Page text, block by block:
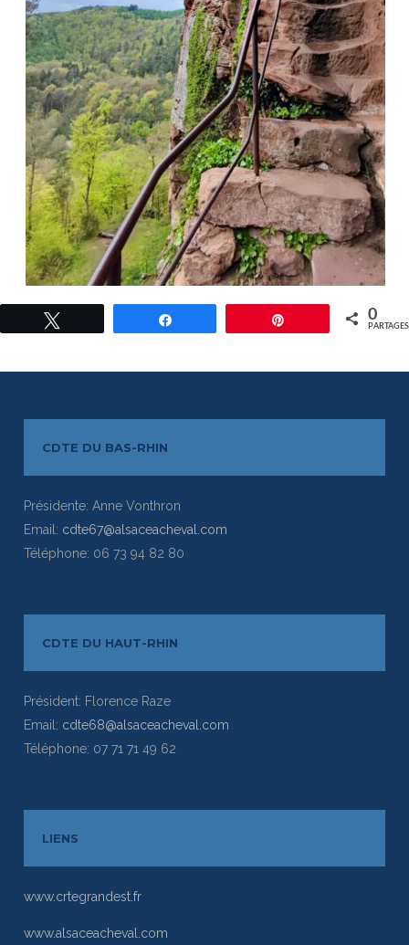
0
PARTAGES
CDTE DU BAS-RHIN
Présidente: Anne Vonthron
Email: cdte67@alsaceacheval.com
Téléphone: 06 73 94 82 80
CDTE DU HAUT-RHIN
Président: Florence Raze
Email: cdte68@alsaceacheval.com
Téléphone: 07 71 71 49 62
LIENS
www.crtegrandest.fr
www.alsaceacheval.com